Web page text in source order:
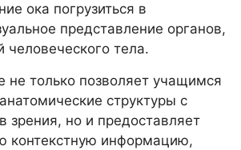
ока погрузиться в
представление органов,
человеческого тела.
не только позволяет учащимся
структуры с
зрения, но и предоставляет
контекстную информацию,